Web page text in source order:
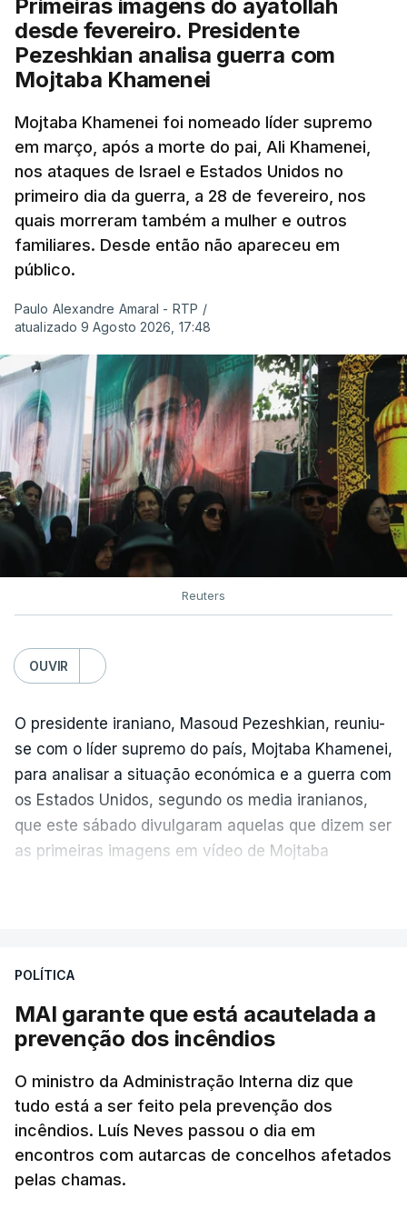
Primeiras imagens do ayatollah
desde fevereiro. Presidente
Pezeshkian analisa guerra com
Mojtaba Khamenei
Mojtaba Khamenei foi nomeado líder supremo
em março, após a morte do pai, Ali Khamenei,
nos ataques de Israel e Estados Unidos no
primeiro dia da guerra, a 28 de fevereiro, nos
quais morreram também a mulher e outros
familiares. Desde então não apareceu em
público.
Paulo Alexandre Amaral - RTP /
atualizado 9 Agosto 2026, 17:48
Reuters
OUVIR
O presidente iraniano, Masoud Pezeshkian, reuniu-
se com o líder supremo do país, Mojtaba Khamenei,
para analisar a situação económica e a guerra com
os Estados Unidos, segundo os media iranianos,
que este sábado divulgaram aquelas que dizem ser
as primeiras imagens em vídeo de Mojtaba
Mehr na rede social Telegram, como aquilo que
israelita, que nos últimos tempos vem dando conta
de que o líder supremo iraniano estará em estado
crítico na sequência do bombardeamento que no
último dia de fevereiro passado matou o pai, o
ayatollah Ali Khamenei, e outros membros da
família.
As imagens mostram Mojtaba Khamenei no que
POLÍTICA
MAI garante que está acautelada a
prevenção dos incêndios
O ministro da Administração Interna diz que
tudo está a ser feito pela prevenção dos
incêndios. Luís Neves passou o dia em
encontros com autarcas de concelhos afetados
pelas chamas.